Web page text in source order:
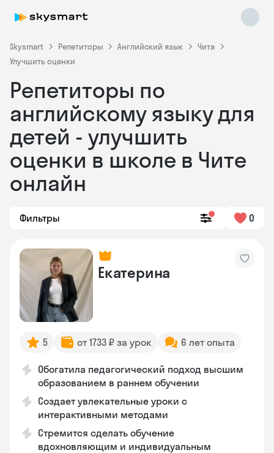
Skysmart Репетиторы Английский язык
Чита
Улучшить оценки
Репетиторы по
английскому языку для
детей - улучшить
оценки в школе в Чите
онлайн
Фильтры 0
Екатерина
5 от 1733 ₽ за урок 6 лет опыта
Обогатила педагогический подход высшим
образованием в раннем обучении
Создает увлекательные уроки с
интерактивными методами
Стремится сделать обучение
вдохновляющим и индивидуальным
Skysmart Chat